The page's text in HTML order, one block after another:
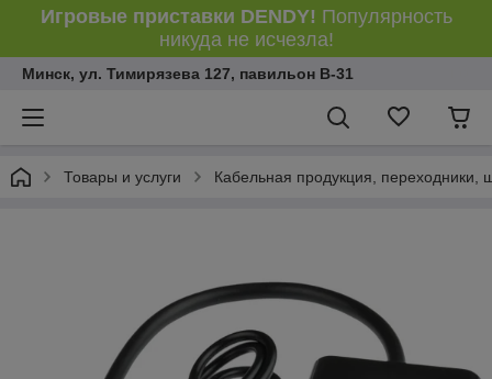
Игровые приставки DENDY! Популярность
никуда не исчезла!
Минск, ул. Тимирязева 127, павильон В-31
Товары и услуги Кабельная продукция, переходники,